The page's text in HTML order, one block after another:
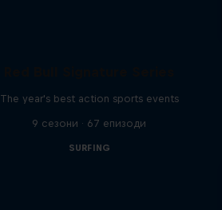
The year's best action sports events
9 сезони · 67 епизоди
SURFING